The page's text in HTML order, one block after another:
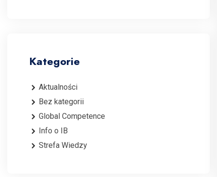
Kategorie
Aktualności
Bez kategorii
Global Competence
Info o IB
Strefa Wiedzy